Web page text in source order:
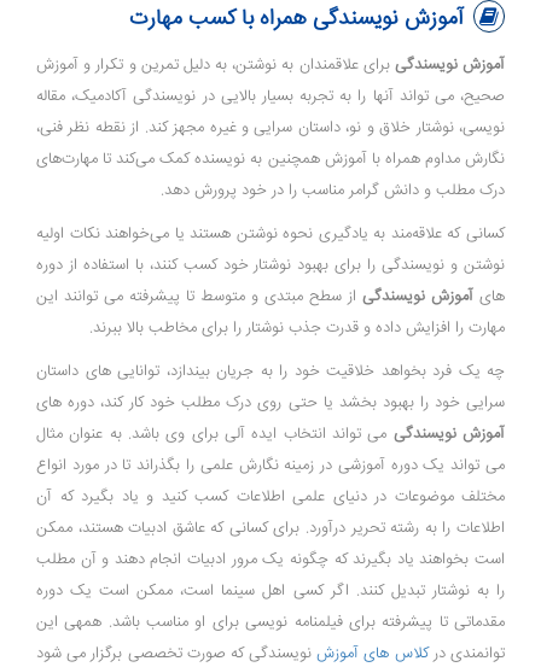
آموزش نویسندگی همراه با کسب مهارت
آموزش نویسندگی برای علاقمندان به نوشتن، به دلیل تمرین و تکرار و آموزش
صحیح، می تواند آنها را به تجربه بسیار بالایی در نویسندگی آکادمیک، مقاله
نویسی، نوشتار خلاق و نو، داستان سرایی و غیره مجهز کند. از نقطه نظر فنی،
نگارش مداوم همراه با آموزش همچنین به نویسنده کمک می‌کند تا مهارت‌های
درک مطلب و دانش گرامر مناسب را در خود پرورش دهد.
کسانی که علاقه‌مند به یادگیری نحوه نوشتن هستند یا می‌خواهند نکات اولیه
نوشتن و نویسندگی را برای بهبود نوشتار خود کسب کنند، با استفاده از دوره
های آموزش نویسندگی از سطح مبتدی و متوسط ​​تا پیشرفته می توانند این
مهارت را افزایش داده و قدرت جذب نوشتار را برای مخاطب بالا ببرند.
چه یک فرد بخواهد خلاقیت خود را به جریان بیندازد، توانایی های داستان
سرایی خود را بهبود بخشد یا حتی روی درک مطلب خود کار کند، دوره های
آموزش نویسندگی می تواند انتخاب ایده آلی برای وی باشد. به عنوان مثال
می تواند یک دوره آموزشی در زمینه نگارش علمی را بگذراند تا در مورد انواع
مختلف موضوعات در دنیای علمی اطلاعات کسب کنید و یاد بگیرد که آن
اطلاعات را به رشته تحریر درآورد. برای کسانی که عاشق ادبیات هستند، ممکن
است بخواهند یاد بگیرند که چگونه یک مرور ادبیات انجام دهند و آن مطلب
را به نوشتار تبدیل کنند. اگر کسی اهل سینما است، ممکن است یک دوره
مقدماتی تا پیشرفته برای فیلمنامه نویسی برای او مناسب باشد. همه‎ی این
توانمندی درکلاس های آموزشنویسندگی که صورت تخصصی برگزار می شود